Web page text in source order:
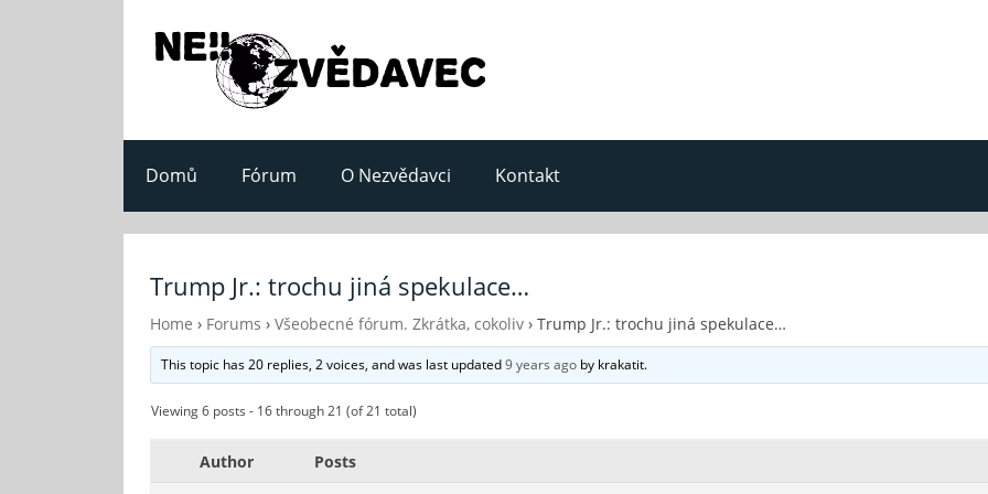
Domů Fórum O Nezvědavci Kontakt
Trump Jr.: trochu jiná spekulace…
Home › Forums › Všeobecné fórum. Zkrátka, cokoliv › Trump Jr.: trochu jiná spekulace…
This topic has 20 replies, 2 voices, and was last updated9 years ago by krakatit.
Viewing 6 posts - 16 through 21 (of 21 total)
Author
Posts